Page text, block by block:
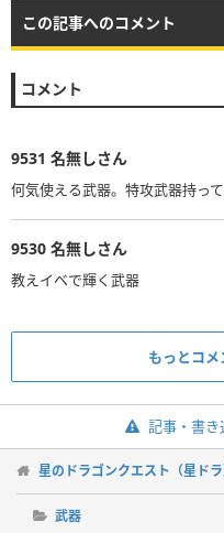
この記事へのコメント
コメント
9531 名無しさん
何気使える武器。特攻武器持っ
9530 名無しさん
教えイベで輝く武器
もっとコ
記事・書き
星のドラゴンクエスト（星ド
武器